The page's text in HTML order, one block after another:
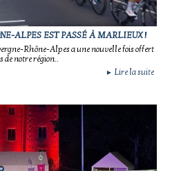
ALPES EST PASSÉ À MARLIEUX !
Rhône-Alpes a une nouvelle fois offert
de notre région..
► Lire la suite